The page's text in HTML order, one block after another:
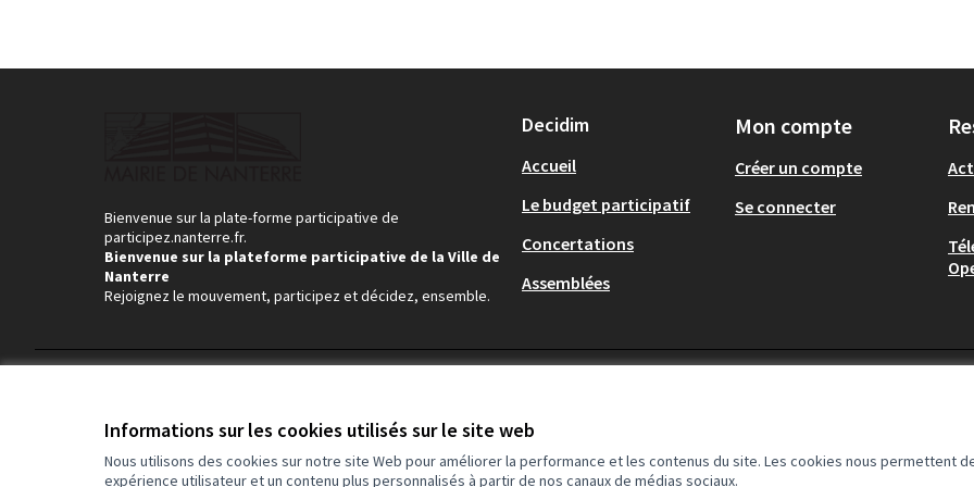
Informations sur les cookies utilisés sur le site web
Nous utilisons des cookies sur notre site Web pour améliorer la performance et les contenus du site. Les cookies nous permettent
expérience utilisateur et un contenu plus personnalisés à partir de nos canaux de médias sociaux.
Bienvenue sur la plate-forme participative de
participez.nanterre.fr.
Bienvenue sur la plateforme participative de la Ville de
Nanterre
Rejoignez le mouvement, participez et décidez, ensemble.
Decidim
Accueil
Le budget participatif
Concertations
Assemblées
Mon compte
Créer un compte
Se connecter